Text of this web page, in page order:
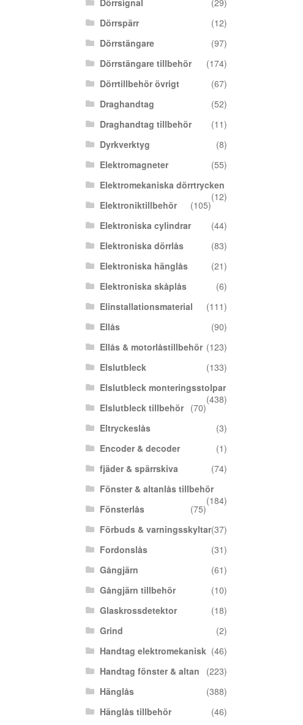
Dörrsignal
(29)
Dörrspärr
(12)
Dörrstängare
(97)
Dörrstängare tillbehör
(174)
Dörrtillbehör övrigt
(67)
Draghandtag
(52)
Draghandtag tillbehör
(11)
Dyrkverktyg
(8)
Elektromagneter
(55)
Elektromekaniska dörrtrycken
(12)
Elektroniktillbehör
(105)
Elektroniska cylindrar
(44)
Elektroniska dörrlås
(83)
Elektroniska hänglås
(21)
Elektroniska skåplås
(6)
Elinstallationsmaterial
(111)
Ellås
(90)
Ellås & motorlåstillbehör (123)
Elslutbleck
(133)
Elslutbleck monteringsstolpar
(438)
Elslutbleck tillbehör
(70)
Eltryckeslås
(3)
Encoder & decoder
(1)
fjäder & spärrskiva
(74)
Fönster & altanlås tillbehör
(184)
Fönsterlås
(75)
Förbuds & varningsskyltar(37)
Fordonslås
(31)
Gångjärn
(61)
Gångjärn tillbehör
(10)
Glaskrossdetektor
(18)
Grind
(2)
Handtag elektromekanisk (46)
Handtag fönster & altan
(223)
Hänglås
(388)
Hänglås tillbehör
(46)